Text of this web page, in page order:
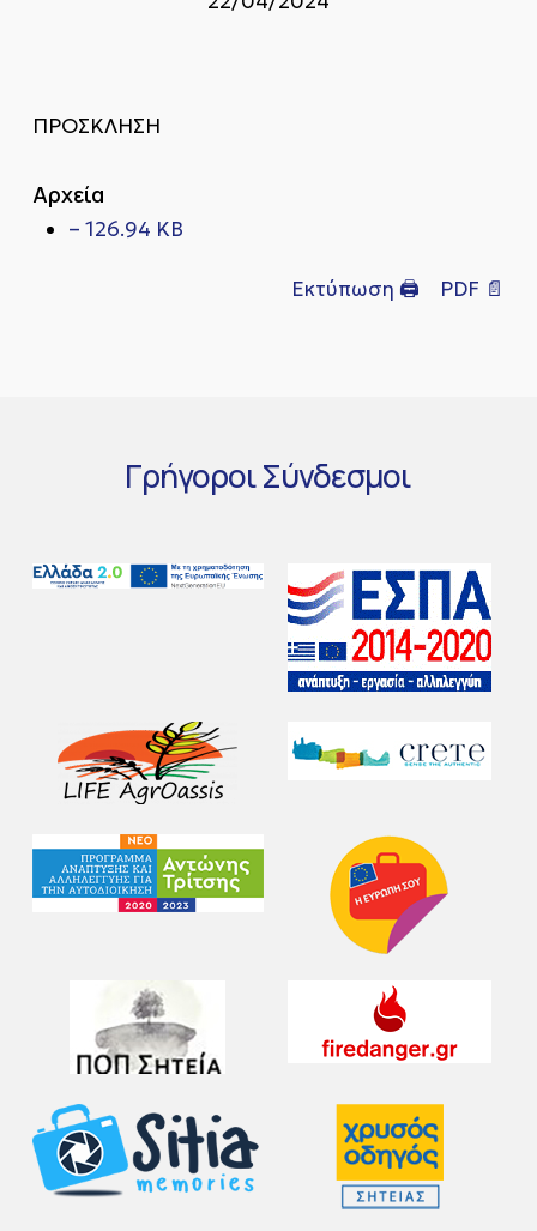
ΠΡΟΣΚΛΗΣΗ
Αρχεία
– 126.94 KB
Εκτύπωση 🖨 PDF 📄
ΓρήγοροιΣύνδεσμοι